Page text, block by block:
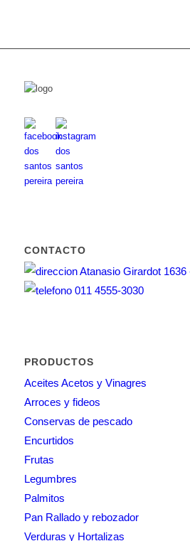
CONTACTO
Atanasio Girardot 1636
011 4555-3030
PRODUCTOS
Aceites Acetos y Vinagres
Arroces y fideos
Conservas de pescado
Encurtidos
Frutas
Legumbres
Palmitos
Pan Rallado y rebozador
Verduras y Hortalizas